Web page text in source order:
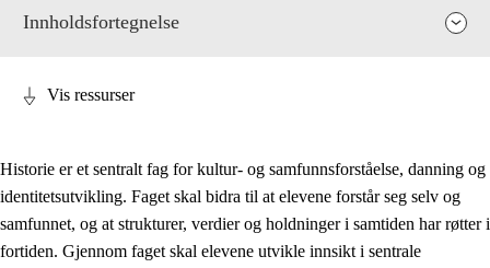
Innholdsfortegnelse
Fagets relevans og sentrale verdier
Kjerneelementer
Vis ressurser
Historie er et sentralt fag for kultur- og samfunnsforståelse, danning og
identitetsutvikling. Faget skal bidra til at elevene forstår seg selv og
samfunnet, og at strukturer, verdier og holdninger i samtiden har røtter i
fortiden. Gjennom faget skal elevene utvikle innsikt i sentrale